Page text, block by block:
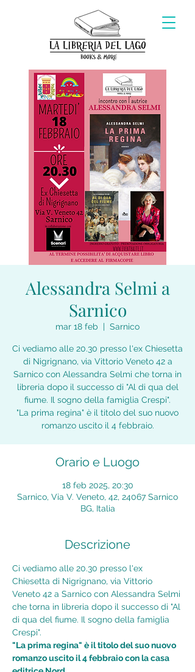
Alessandra Selmi a
Sarnico
mar 18 feb
  |
Sarnico
Ci vediamo alle 20.30 presso l'ex Chiesetta
di Nigrignano, via Vittorio Veneto 42 a
Sarnico con Alessandra Selmi che torna in
libreria dopo il successo di "Al di qua del
fiume. Il sogno della famiglia Crespi".
"La prima regina" è il titolo del suo nuovo
romanzo uscito il 4 febbraio.
Orario e Luogo
18 feb 2025, 20:30
Sarnico, Via V. Veneto, 42, 24067 Sarnico
BG, Italia
Descrizione
Ci vediamo alle 20.30 presso l'ex
Chiesetta di Nigrignano, via Vittorio
Veneto 42 a Sarnico con Alessandra Selmi
che torna in libreria dopo il successo di "Al
di qua del fiume. Il sogno della famiglia
Crespi".
"La prima regina" è il titolo del suo nuovo
romanzo uscito il 4 febbraio con la casa